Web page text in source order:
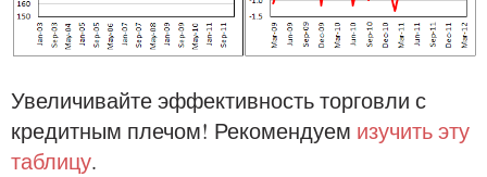
Увеличивайте эффективность торговли с
кредитным плечом! Рекомендуем изучить эту
таблицу.